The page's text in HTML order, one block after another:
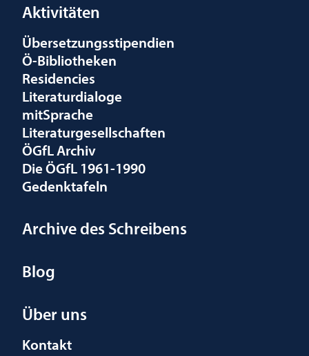
Aktivitäten
Übersetzungsstipendien
Ö-Bibliotheken
Residencies
Literaturdialoge
mitSprache
Literaturgesellschaften
ÖGfL Archiv
Die ÖGfL 1961-1990
Gedenktafeln
Archive des Schreibens
Blog
Über uns
Kontakt